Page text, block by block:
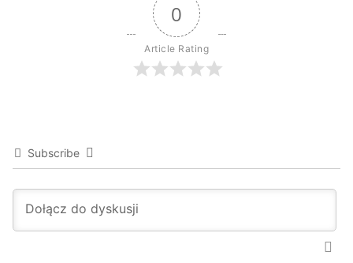
0
Article Rating
Subscribe